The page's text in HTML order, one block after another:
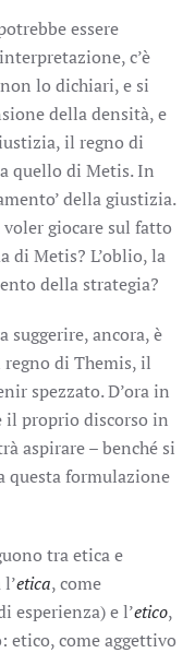
essere
c’è
lo dichiari, e si
della densità, e
il regno di
quello di Metis. In
della giustizia.
voler giocare sul fatto
di Metis? L’oblio, la
della strategia?
suggerire, ancora, è
di Themis, il
spezzato. D’ora in
il proprio discorso in
aspirare – benché si
questa formulazione
tra etica e
etica, come
esperienza) e l’etico,
etico, come aggettivo